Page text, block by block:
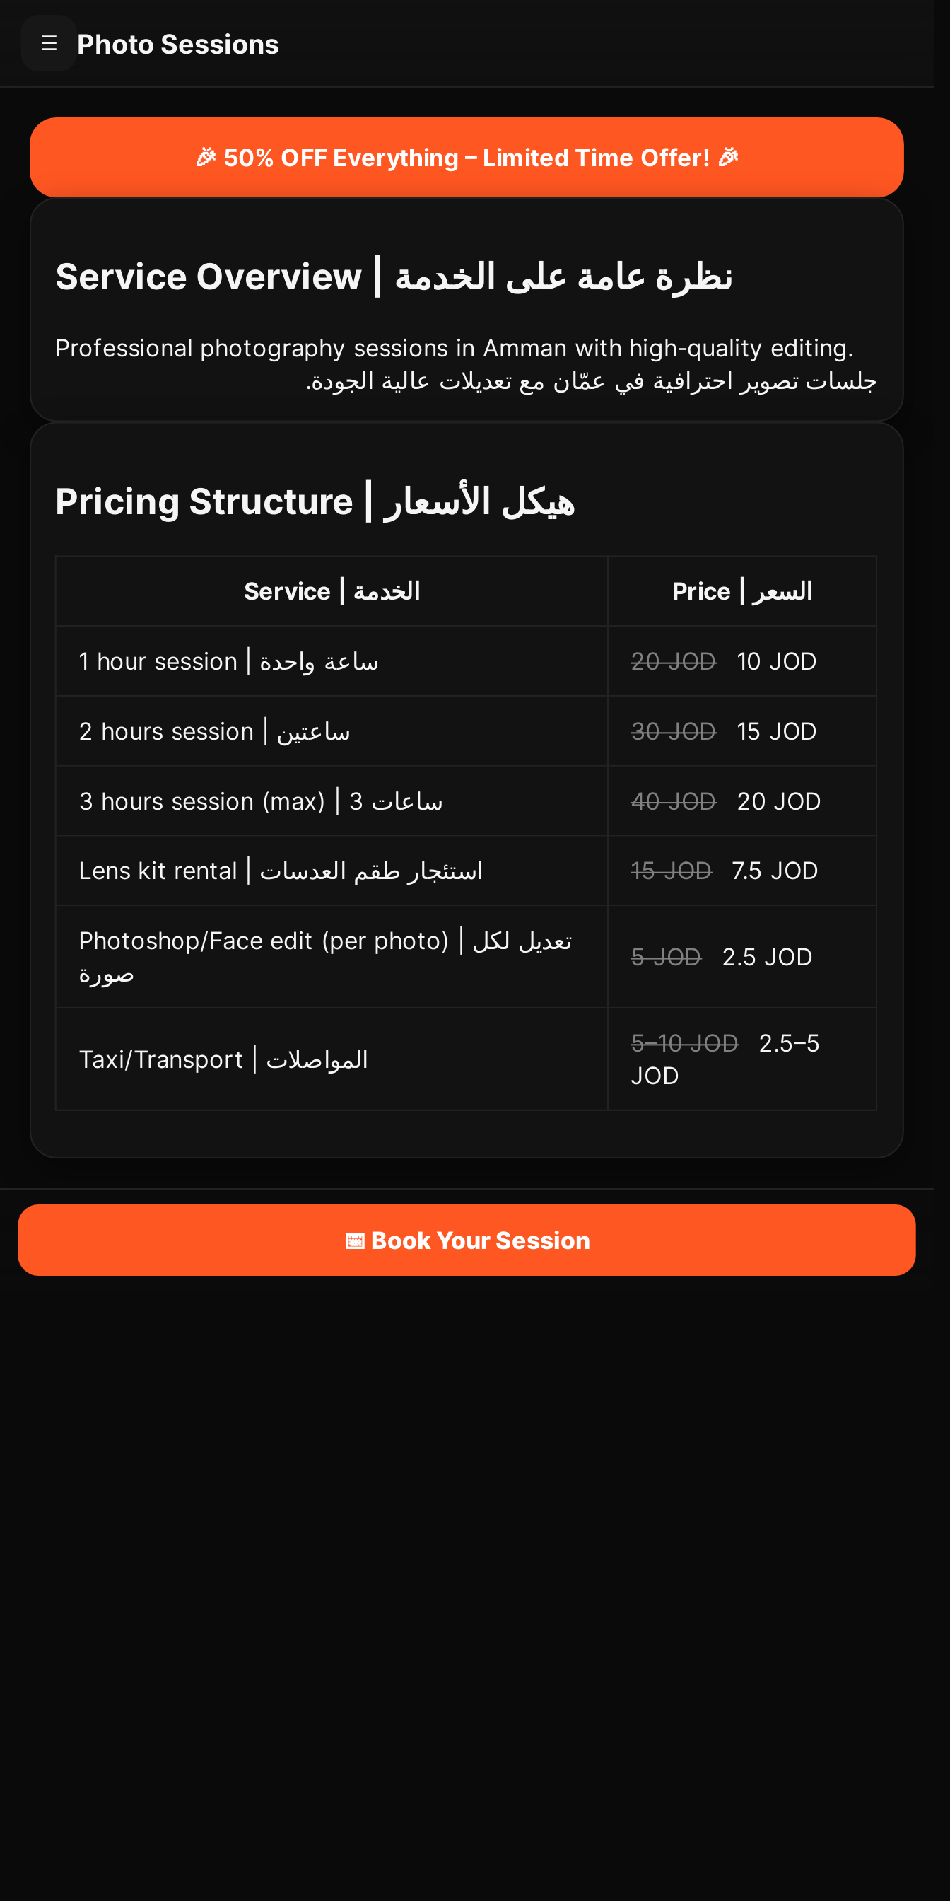
☰ Photo Sessions
🎉 50% OFF Everything – Limited Time Offer! 🎉
Service Overview | نظرة عامة على الخدمة
Professional photography sessions in Amman with high-quality editing.
جلسات تصوير احترافية في عمّان مع تعديلات عالية الجودة.
Pricing Structure | هيكل الأسعار
Service | الخدمة Price | السعر
1 hour session | ساعة واحدة 20 JOD 10 JOD
2 hours session | ساعتين 30 JOD 15 JOD
3 hours session (max) | 3 ساعات 40 JOD 20 JOD
Lens kit rental | استئجار طقم العدسات 15 JOD 7.5 JOD
Photoshop/Face edit (per photo) | تعديل لكل
صورة
5 JOD 2.5 JOD
Taxi/Transport | المواصلات
5–10 JOD
2.5–5
JOD
📅 Book Your Session